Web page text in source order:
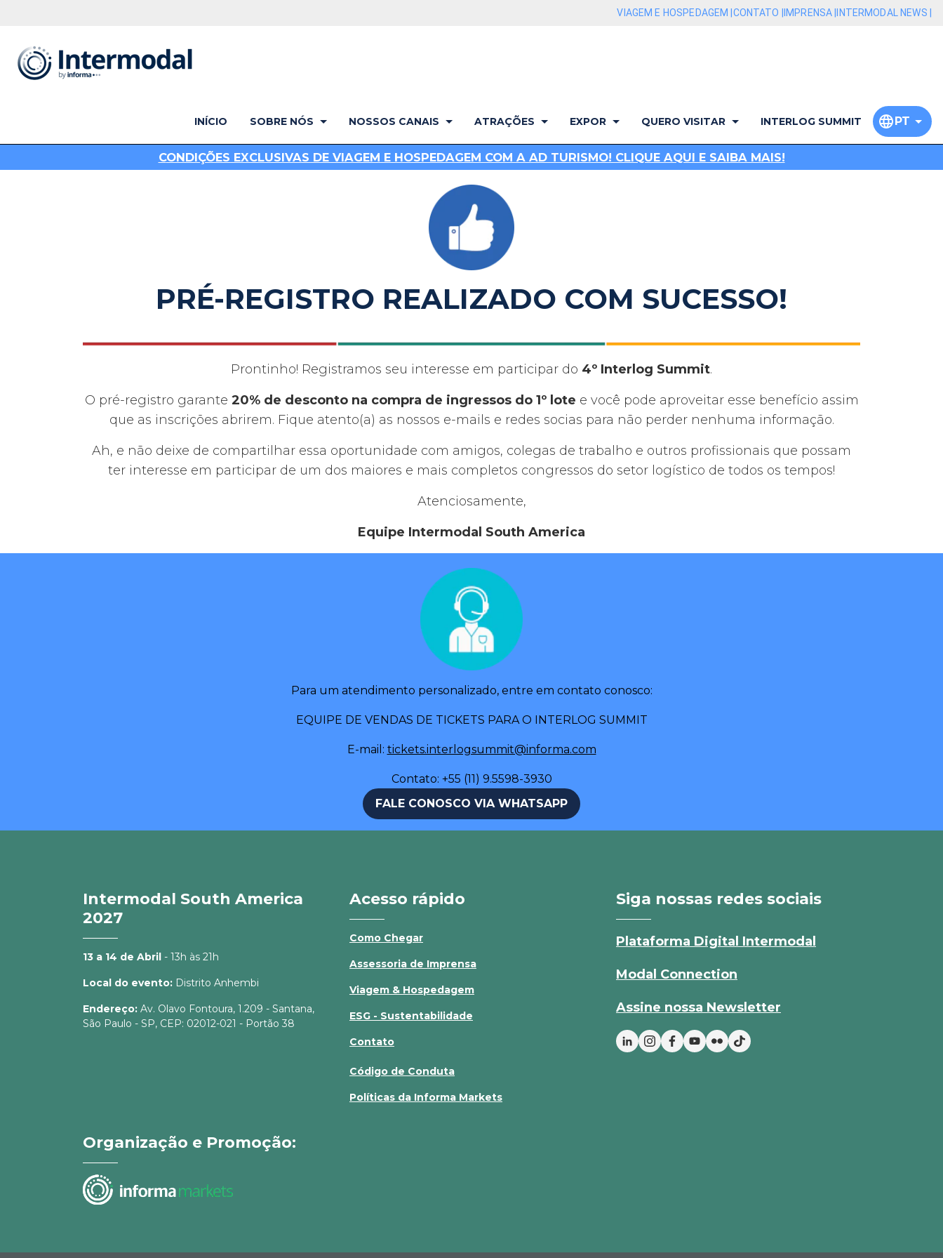
VIAGEM E HOSPEDAGEM | CONTATO | IMPRENSA | INTERMODAL NEWS |
INÍCIO SOBRE NÓS NOSSOS CANAIS ATRAÇÕES EXPOR QUERO VISITAR INTERLOG SUMMIT PT
CONDIÇÕES EXCLUSIVAS DE VIAGEM E HOSPEDAGEM COM A AD TURISMO! CLIQUE AQUI E SAIBA MAIS!
PRÉ-REGISTRO REALIZADO COM SUCESSO!
Prontinho! Registramos seu interesse em participar do 4º Interlog Summit.
O pré-registro garante 20% de desconto na compra de ingressos do 1º lote e você pode aproveitar esse benefício assim
que as inscrições abrirem. Fique atento(a) as nossos e-mails e redes socias para não perder nenhuma informação.
Ah, e não deixe de compartilhar essa oportunidade com amigos, colegas de trabalho e outros profissionais que possam
ter interesse em participar de um dos maiores e mais completos congressos do setor logístico de todos os tempos!
Atenciosamente,
Equipe Intermodal South America
Para um atendimento personalizado, entre em contato conosco:
EQUIPE DE VENDAS DE TICKETS PARA O INTERLOG SUMMIT
E-mail: tickets.interlogsummit@informa.com
Contato: +55 (11) 9.5598-3930
FALE CONOSCO VIA WHATSAPP
Intermodal South America
2027
13 a 14 de Abril - 13h às 21h
Local do evento: Distrito Anhembi
Endereço: Av. Olavo Fontoura, 1.209 - Santana,
São Paulo - SP, CEP: 02012-021 - Portão 38
Acesso rápido
Como Chegar
Assessoria de Imprensa
Viagem & Hospedagem
ESG - Sustentabilidade
Contato
Código de Conduta
Políticas da Informa Markets
Siga nossas redes sociais
Plataforma Digital Intermodal
Modal Connection
Assine nossa Newsletter
Organização e Promoção: